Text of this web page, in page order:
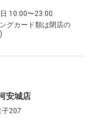
10:00〜23:00
グカード類は閉店の
安城店
子207